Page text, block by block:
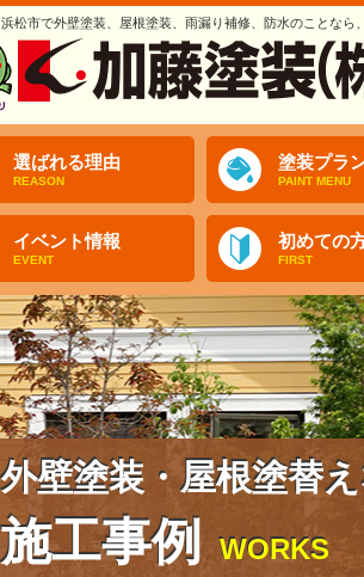
浜松市で外壁塗装、屋根塗装、雨漏り補修、防水のことなら
選ばれる理由
REASON
塗装プラ
PAINT MENU
イベント情報
EVENT
初めての
FIRST
外壁塗装・屋根塗替
施工事例 WORKS